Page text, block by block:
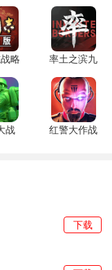
平均，在第二关可
自动升级为关卡结
加入等级与秦琼等
点，果子永久加面
，圣果只加十点面
早买收益越大，可以
套装优先购买步兵
略
率土之滨九
游版 9.2.4
安卓版
战
红警大作战
下载